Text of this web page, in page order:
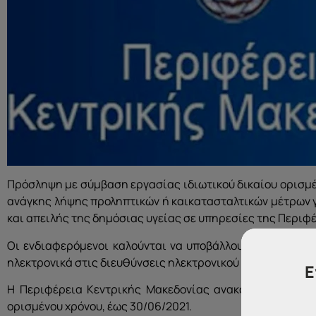
Πρόσληψη με σύμβαση εργασίας ιδιωτικού δικαίου
ανάγκης λήψης προληπτικών ή καικατασταλτικών
και απειλής της δημόσιας υγείας σε υπηρεσίες της
Οι ενδιαφερόμενοι καλούνται να υποβάλλουν αίτηση
ηλεκτρονικά στις διευθύνσεις ηλεκτρονικού
Η Περιφέρεια Κεντρικής Μακεδονίας ανακοινώνει την
ορισμένου χρόνου, έως 30/06/2021.